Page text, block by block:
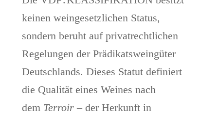
keinen weingesetzlichen Status,
sondern beruht auf privatrechtlichen
Regelungen der Prädikatsweingüter
Deutschlands. Dieses Statut definiert
die Qualität eines Weines nach
dem Terroir – der Herkunft in